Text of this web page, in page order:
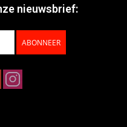
nieuwsbrief:
ABONNEER